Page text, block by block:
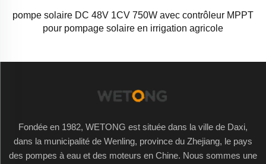
pompe solaire DC 48V 1CV 750W avec contrôleur MPPT
pour pompage solaire en irrigation agricole
Fondée en 1982, WETONG est située dans la ville de Daxi,
dans la municipalité de Wenling, province du Zhejiang, le pays
des pompes à eau et des moteurs en Chine. Nous sommes une